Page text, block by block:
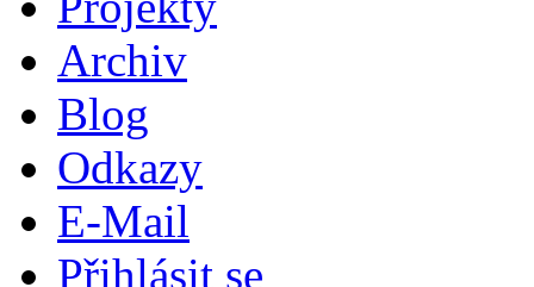
Archiv
Blog
Odkazy
E-Mail
Přihlásit se